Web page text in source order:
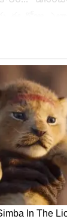
సోర్స్ గా ఎంచుకోండి